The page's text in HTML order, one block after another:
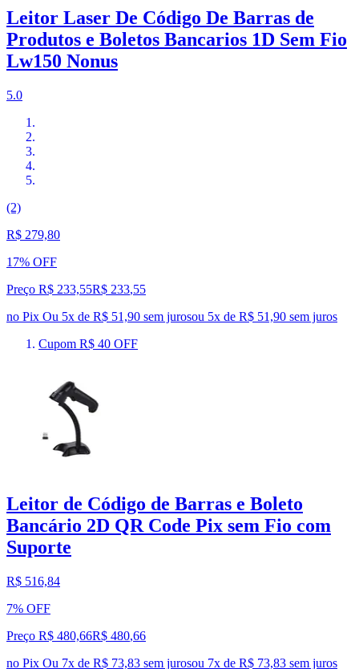
Leitor Laser De Código De Barras de
Produtos e Boletos Bancarios 1D Sem Fio
Lw150 Nonus
5.0
(2)
R$ 279,80
17% OFF
Preço R$ 233,55R$ 233,55
no Pix Ou 5x de R$ 51,90 sem jurosou 5x de R$ 51,90 sem juros
Cupom R$ 40 OFF
Leitor de Código de Barras e Boleto
Bancário 2D QR Code Pix sem Fio com
Suporte
R$ 516,84
7% OFF
Preço R$ 480,66R$ 480,66
no Pix Ou 7x de R$ 73,83 sem jurosou 7x de R$ 73,83 sem juros